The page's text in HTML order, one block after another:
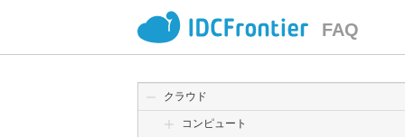
FAQ
クラウド
コンピュート